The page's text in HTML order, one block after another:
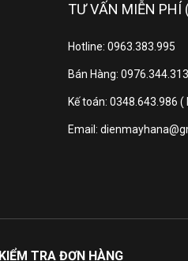
TƯ VẤN MIỄN PHÍ
Hotline: 0963.383.995
Bán Hàng: 0976.344.313
Kế toán: 0348.643.986 (
Email:
KIỂM TRA ĐƠN HÀNG